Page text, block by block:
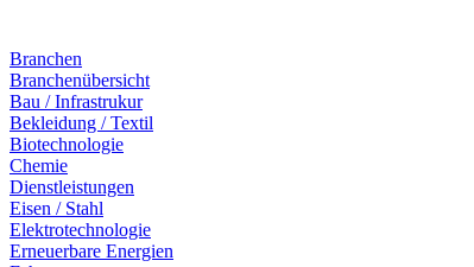
Branchen
Branchenübersicht
Bau / Infrastrukur
Bekleidung / Textil
Biotechnologie
Chemie
Dienstleistungen
Eisen / Stahl
Elektrotechnologie
Erneuerbare Energien